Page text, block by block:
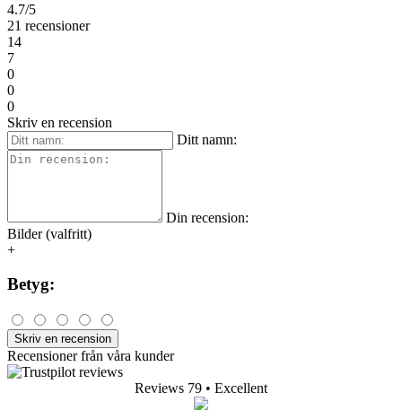
4.7/5
21 recensioner
14
7
0
0
0
Skriv en recension
Ditt namn:
Din recension:
Bilder (valfritt)
+
Betyg:
Skriv en recension
Recensioner från våra kunder
Reviews 79 • Excellent